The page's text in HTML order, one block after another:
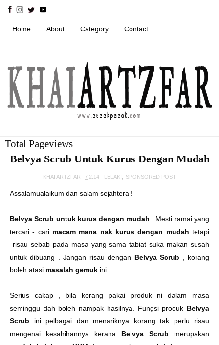
Home About Category Contact
Total Pageviews
Belvya Scrub Untuk Kurus Dengan Mudah
KHAI ARTZFAR 7.2.14 LELAKI SPONSORED POST
Assalamualaikum dan salam sejahtera !
Belvya Scrub untuk kurus dengan mudah . Mesti ramai yang
tercari - carimacam mana nak kurus dengan mudahtetapi
risau sebab pada masa yang sama tabiat suka makan susah
untuk dibuang . Jangan risau dengan Belvya Scrub , korang
boleh atasi masalah gemuk ini
Serius cakap , bila korang pakai produk ni dalam masa
seminggu dah boleh nampak hasilnya. Fungsi produk Belvya
Scrub ini pelbagai dan menariknya korang tak perlu risau
mengenai kesahihannya kerana Belvya Scrub merupakan